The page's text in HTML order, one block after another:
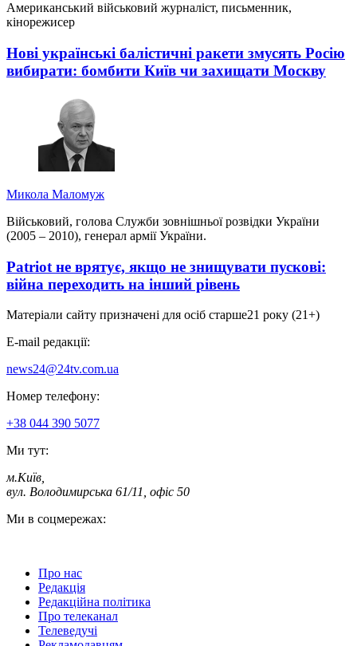
Американський військовий журналіст, письменник,
кінорежисер
Нові українські балістичні ракети змусять Росію
вибирати: бомбити Київ чи захищати Москву
Микола Маломуж
Військовий, голова Служби зовнішньої розвідки України
(2005 – 2010), генерал армії України.
Patriot не врятує, якщо не знищувати пускові:
війна переходить на інший рівень
Матеріали сайту призначені для осіб старше21 року (21+)
E-mail редакції:
news24@24tv.com.ua
Номер телефону:
+38 044 390 5077
Ми тут:
м.Київ
вул. Володимирська 61/11, офіс 50
Ми в соцмережах:
Про нас
Редакція
Редакційна політика
Про телеканал
Телеведучі